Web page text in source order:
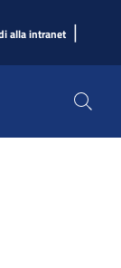
alla intranet |